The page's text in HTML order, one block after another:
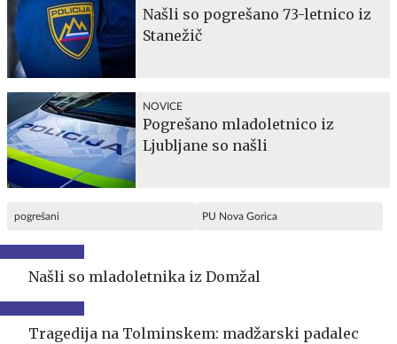
Našli so pogrešano 73-letnico iz
Stanežič
NOVICE
Pogrešano mladoletnico iz
Ljubljane so našli
pogrešani PU Nova Gorica
Našli so mladoletnika iz Domžal
Tragedija na Tolminskem: madžarski padalec